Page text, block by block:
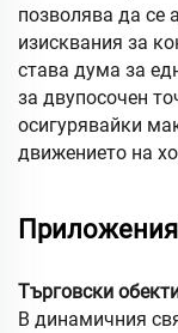
позволява да се
изисквания за
става дума за
за двупосочен
осигурявайки
движението на
Приложения
Търговски
В динамичния